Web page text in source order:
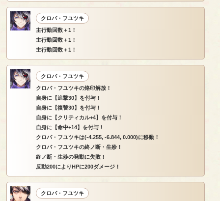
クロバ・フユツキ
主行動回数＋1！
主行動回数＋1！
主行動回数＋1！
クロバ・フユツキ
クロバ・フユツキの烙印解放！
自身に【追撃30】を付与！
自身に【復讐30】を付与！
自身に【クリティカル+4】を付与！
自身に【命中+14】を付与！
クロバ・フユツキは(-4.255, -6.844, 0.000)に移動！
クロバ・フユツキの終ノ断・生殄！
終ノ断・生殄の発動に失敗！
反動200によりHPに200ダメージ！
クロバ・フユツキ